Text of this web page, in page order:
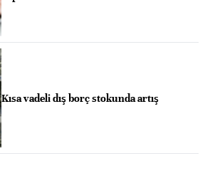
Kısa vadeli dış borç stokunda artış